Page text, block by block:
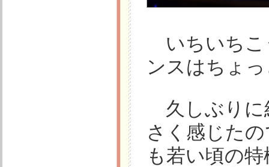
いちいちこ
ンスはちょ
久しぶりに
さく感じた
も若い頃の